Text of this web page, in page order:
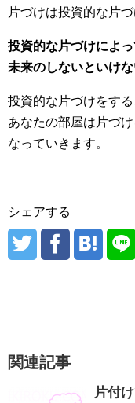
片づけは投資的な片
投資的な片づけによっ
未来のしないといけ
投資的な片づけをする
あなたの部屋は片づ
なっていきます。
シェアする
関連記事
片付